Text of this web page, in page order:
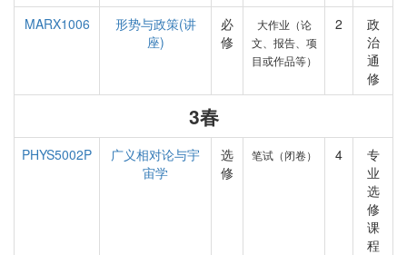
MARX1006
形势与政策(讲
座)
必
修
大作业（论
文、报告、项
目或作品等）
2
政
治
通
修
3春
PHYS5002P
广义相对论与宇
宙学
选
修
笔试（闭卷） 4
专
业
选
修
课
程